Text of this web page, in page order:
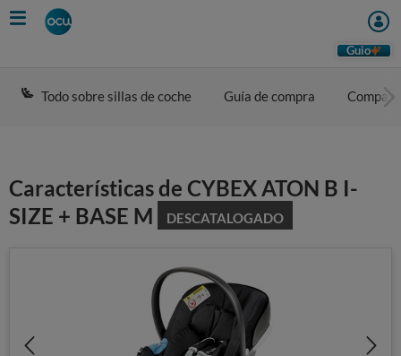
Skip
to
Guio
Todo sobre sillas de coche Guía de compra
Características de CYBEX ATON B I-
SIZE + BASE M
DESCATALOGADO